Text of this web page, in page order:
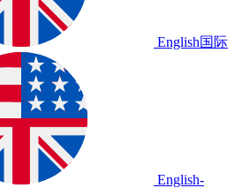
English国际
English-